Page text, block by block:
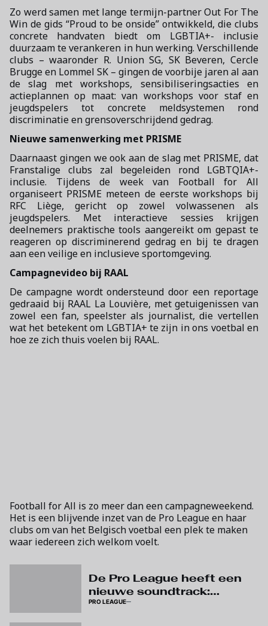
Zo werd samen met lange termijn-partner Out For The
Win de gids “Proud to be onside” ontwikkeld, die clubs
concrete handvaten biedt om LGBTIA+- inclusie
duurzaam te verankeren in hun werking. Verschillende
clubs – waaronder R. Union SG, SK Beveren, Cercle
Brugge en Lommel SK – gingen de voorbije jaren al aan
de slag met workshops, sensibiliseringsacties en
actieplannen op maat: van workshops voor staf en
jeugdspelers tot concrete meldsystemen rond
discriminatie en grensoverschrijdend gedrag.
Nieuwe samenwerking met PRISME
Daarnaast gingen we ook aan de slag met PRISME, dat
Franstalige clubs zal begeleiden rond LGBTQIA+-
inclusie. Tijdens de week van Football for All
organiseert PRISME meteen de eerste workshops bij
RFC Liège, gericht op zowel volwassenen als
jeugdspelers. Met interactieve sessies krijgen
deelnemers praktische tools aangereikt om gepast te
reageren op discriminerend gedrag en bij te dragen
aan een veilige en inclusieve sportomgeving.
Campagnevideo bij RAAL
De campagne wordt ondersteund door een reportage
gedraaid bij RAAL La Louvière, met getuigenissen van
zowel een fan, speelster als journalist, die vertellen
wat het betekent om LGBTIA+ te zijn in ons voetbal en
hoe ze zich thuis voelen bij RAAL.
Football for All is zo meer dan een campagneweekend.
Het is een blijvende inzet van de Pro League en haar
clubs om van het Belgisch voetbal een plek te maken
waar iedereen zich welkom voelt.
De Pro League heeft een
nieuwe soundtrack:
beluister ‘The Reset’
PRO LEAGUE